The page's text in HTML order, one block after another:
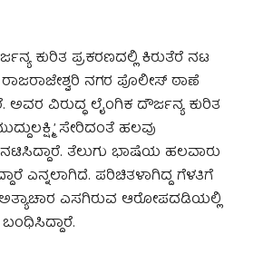
ಕುರಿತ ಪ್ರಕರಣದಲ್ಲಿ ಕಿರುತೆರೆ ನಟ
ನಗರ ಪೊಲೀಸ್ ಠಾಣೆ
ಅವರ ವಿರುದ್ಧ ಲೈಂಗಿಕ ದೌರ್ಜನ್ಯ ಕುರಿತ
ಸೇರಿದಂತೆ ಹಲವು
ತೆಲುಗು ಭಾಷೆಯ ಹಲವಾರು
ಎನ್ನಲಾಗಿದೆ. ಪರಿಚಿತಳಾಗಿದ್ದ ಗೆಳತಿಗೆ
ಅತ್ಯಾಚಾರ ಎಸಗಿರುವ ಆರೋಪದಡಿಯಲ್ಲಿ